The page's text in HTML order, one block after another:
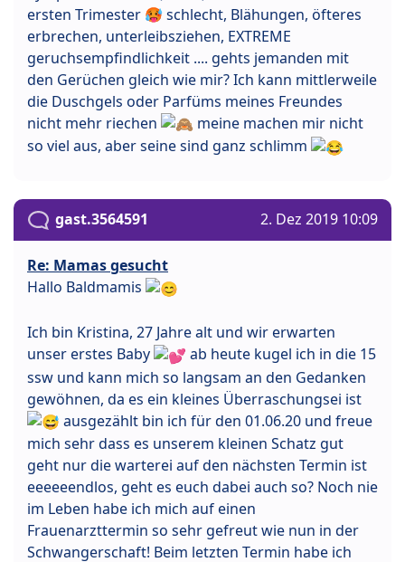
ersten Trimester 🥵 schlecht, Blähungen, öfteres
erbrechen, unterleibsziehen, EXTREME
geruchsempfindlichkeit .... gehts jemanden mit
den Gerüchen gleich wie mir? Ich kann mittlerweile
die Duschgels oder Parfüms meines Freundes
nicht mehr riechen
meine machen mir nicht
so viel aus, aber seine sind ganz schlimm
gast.3564591 2. Dez 2019 10:09
Re: Mamas gesucht
Hallo Baldmamis
Ich bin Kristina, 27 Jahre alt und wir erwarten
unser erstes Baby
ab heute kugel ich in die 15
ssw und kann mich so langsam an den Gedanken
gewöhnen, da es ein kleines Überraschungsei ist
ausgezählt bin ich für den 01.06.20 und freue
mich sehr dass es unserem kleinen Schatz gut
geht nur die warterei auf den nächsten Termin ist
eeeeeendlos, geht es euch dabei auch so? Noch nie
im Leben habe ich mich auf einen
Frauenarzttermin so sehr gefreut wie nun in der
Schwangerschaft! Beim letzten Termin habe ich